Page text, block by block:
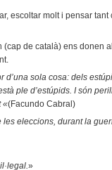
escoltar molt i pensar tant
(cap de català) ens donen
d’una sola cosa: dels
ple d’estúpids. I són
«(Facundo Cabral)
eleccions, durant la
»